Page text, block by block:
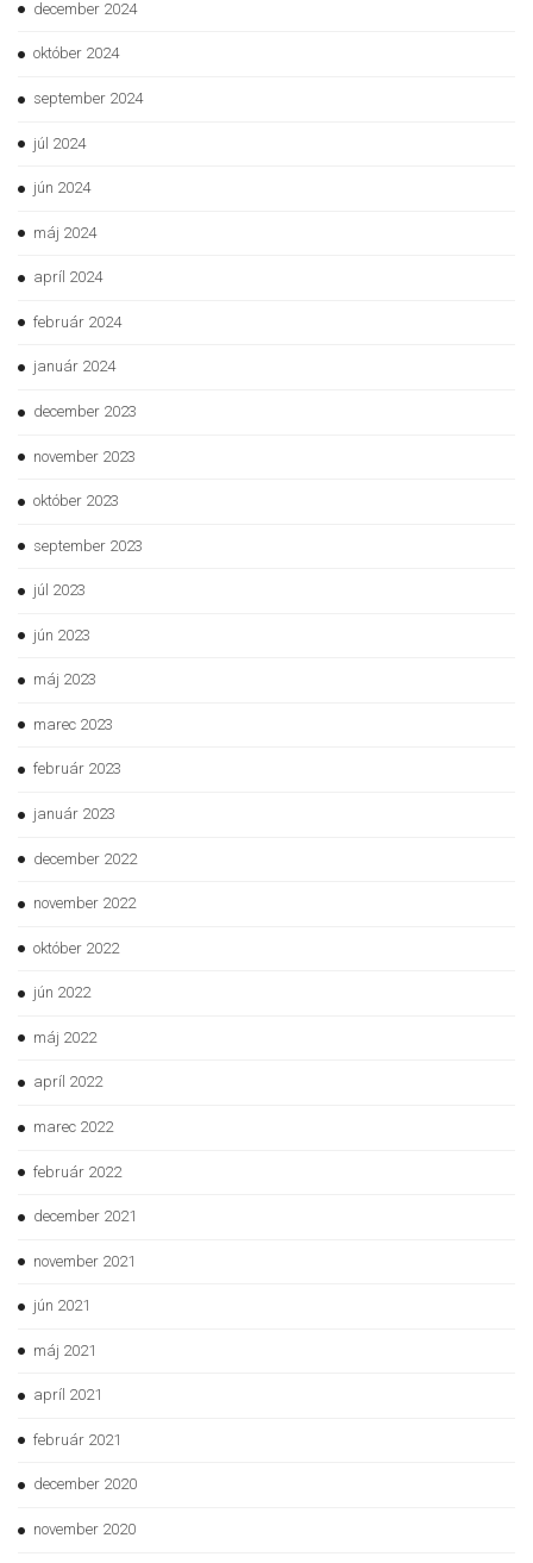
december 2024
október 2024
september 2024
júl 2024
jún 2024
máj 2024
apríl 2024
február 2024
január 2024
december 2023
november 2023
október 2023
september 2023
júl 2023
jún 2023
máj 2023
marec 2023
február 2023
január 2023
december 2022
november 2022
október 2022
jún 2022
máj 2022
apríl 2022
marec 2022
február 2022
december 2021
november 2021
jún 2021
máj 2021
apríl 2021
február 2021
december 2020
november 2020